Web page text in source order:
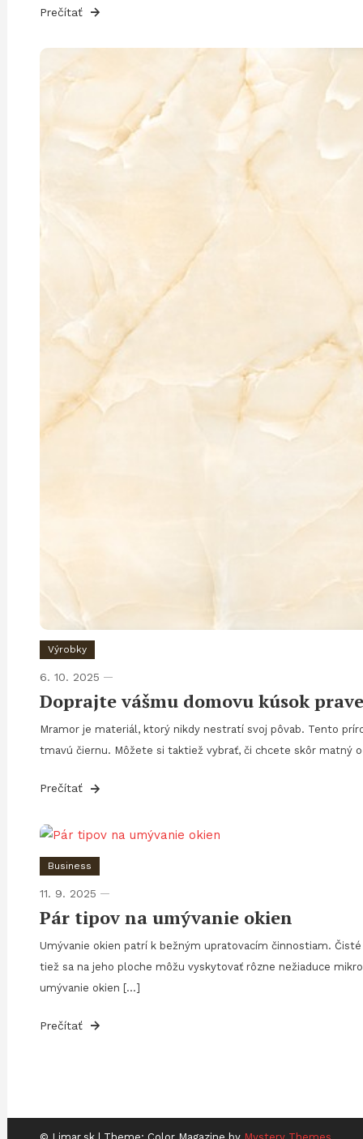
Prečítať
Výrobky
6. 10. 2025
Doprajte vášmu domovu kúsok
Mramor je materiál, ktorý nikdy nestratí svoj pôvab. Tento
tmavú čiernu. Môžete si taktiež vybrať, či chcete skôr matný
Prečítať
Business
11. 9. 2025
Pár tipov na umývanie okien
Umývanie okien patrí k bežným upratovacím činnostiam.
tiež sa na jeho ploche môžu vyskytovať rôzne nežiaduce
umývanie okien […]
Prečítať
příspěvků